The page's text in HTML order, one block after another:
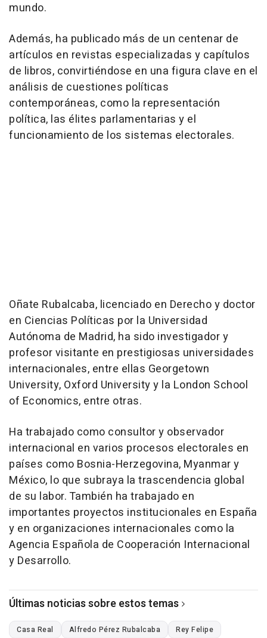
mundo.
Además, ha publicado más de un centenar de
artículos en revistas especializadas y capítulos
de libros, convirtiéndose en una figura clave en el
análisis de cuestiones políticas
contemporáneas, como la representación
política, las élites parlamentarias y el
funcionamiento de los sistemas electorales.
Oñate Rubalcaba, licenciado en Derecho y doctor
en Ciencias Políticas por la Universidad
Autónoma de Madrid, ha sido investigador y
profesor visitante en prestigiosas universidades
internacionales, entre ellas Georgetown
University, Oxford University y la London School
of Economics, entre otras.
Ha trabajado como consultor y observador
internacional en varios procesos electorales en
países como Bosnia-Herzegovina, Myanmar y
México, lo que subraya la trascendencia global
de su labor. También ha trabajado en
importantes proyectos institucionales en España
y en organizaciones internacionales como la
Agencia Española de Cooperación Internacional
y Desarrollo.
Últimas noticias sobre estos temas
Casa Real Alfredo Pérez Rubalcaba Rey Felipe